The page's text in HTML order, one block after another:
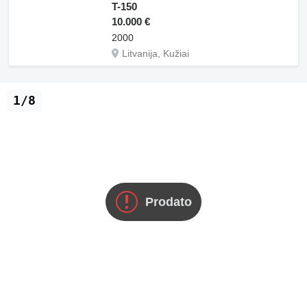
T-150
10.000 €
2000
Litvanija, Kužiai
Prodato
1/8